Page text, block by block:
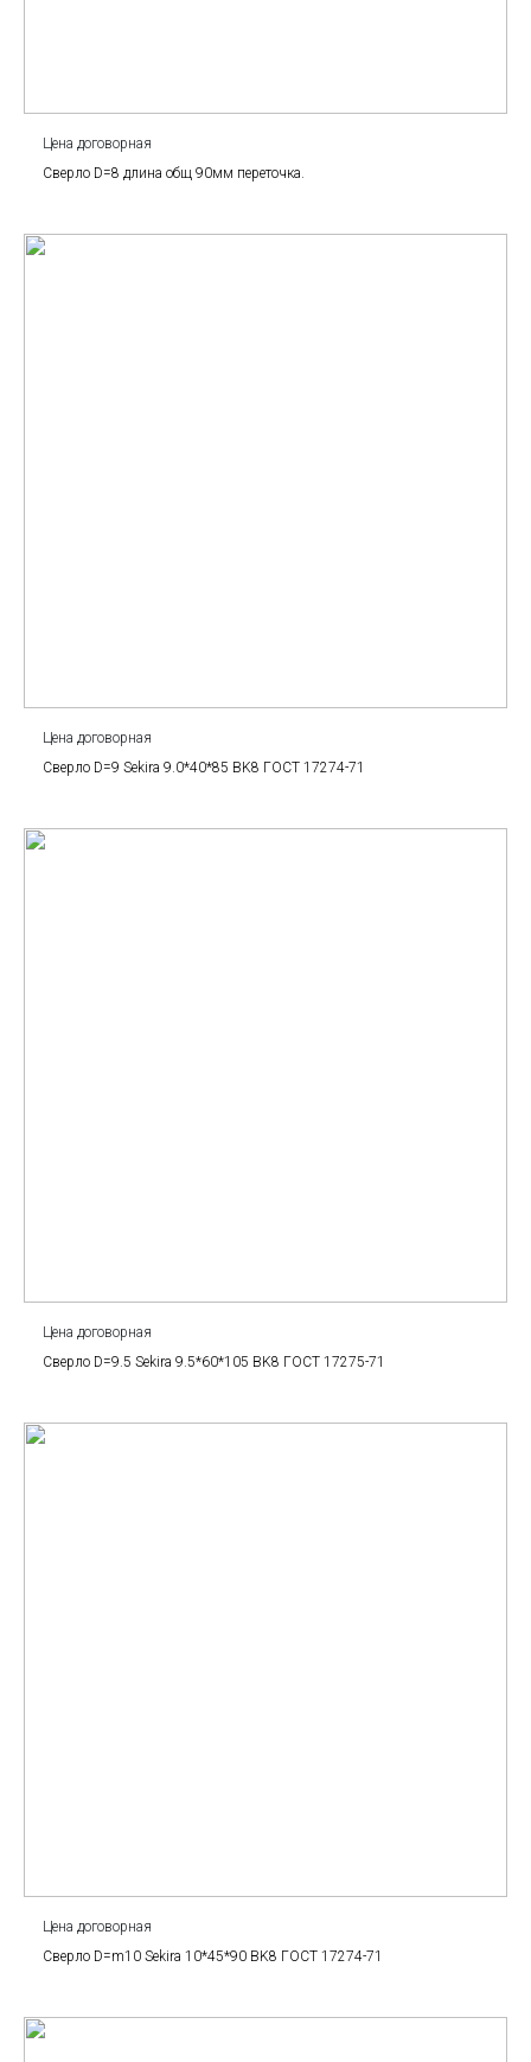
Цена договорная
Сверло D=8 длина общ 90мм переточка.
Цена договорная
Сверло D=9 Sekira 9.0*40*85 BK8 ГОСТ 17274-71
Цена договорная
Сверло D=9.5 Sekira 9.5*60*105 BK8 ГОСТ 17275-71
Цена договорная
Сверло D=m10 Sekira 10*45*90 BK8 ГОСТ 17274-71